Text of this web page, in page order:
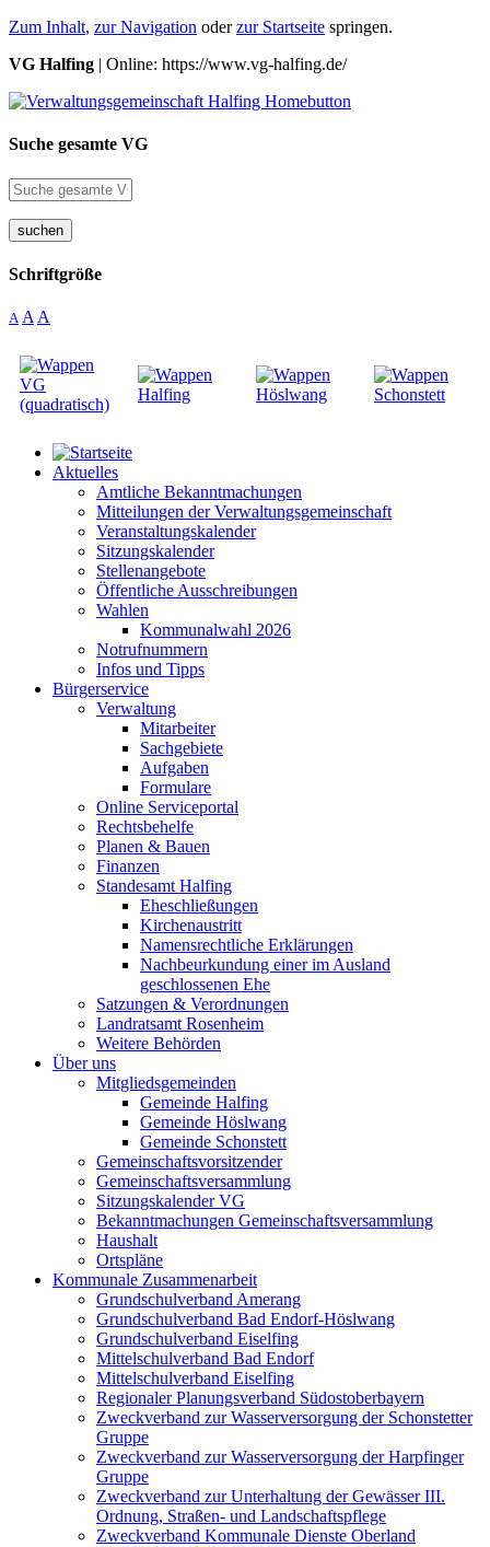
Zum Inhalt, zur Navigation oderzur Startseite springen.
VG Halfing | Online: https://www.vg-halfing.de/
Suche gesamte VG
suchen
Schriftgröße
A A A
Aktuelles
Amtliche Bekanntmachungen
Mitteilungen der Verwaltungsgemeinschaft
Veranstaltungskalender
Sitzungskalender
Stellenangebote
Öffentliche Ausschreibungen
Wahlen
Kommunalwahl 2026
Notrufnummern
Infos und Tipps
Bürgerservice
Verwaltung
Mitarbeiter
Sachgebiete
Aufgaben
Formulare
Online Serviceportal
Rechtsbehelfe
Planen & Bauen
Finanzen
Standesamt Halfing
Eheschließungen
Kirchenaustritt
Namensrechtliche Erklärungen
Nachbeurkundung einer im Ausland
geschlossenen Ehe
Satzungen & Verordnungen
Landratsamt Rosenheim
Weitere Behörden
Über uns
Mitgliedsgemeinden
Gemeinde Halfing
Gemeinde Höslwang
Gemeinde Schonstett
Gemeinschaftsvorsitzender
Gemeinschaftsversammlung
Sitzungskalender VG
Bekanntmachungen Gemeinschaftsversammlung
Haushalt
Ortspläne
Kommunale Zusammenarbeit
Grundschulverband Amerang
Grundschulverband Bad Endorf-Höslwang
Grundschulverband Eiselfing
Mittelschulverband Bad Endorf
Mittelschulverband Eiselfing
Regionaler Planungsverband Südostoberbayern
Zweckverband zur Wasserversorgung der Schonstetter
Gruppe
Zweckverband zur Wasserversorgung der Harpfinger
Gruppe
Zweckverband zur Unterhaltung der Gewässer III.
Ordnung, Straßen- und Landschaftspflege
Zweckverband Kommunale Dienste Oberland